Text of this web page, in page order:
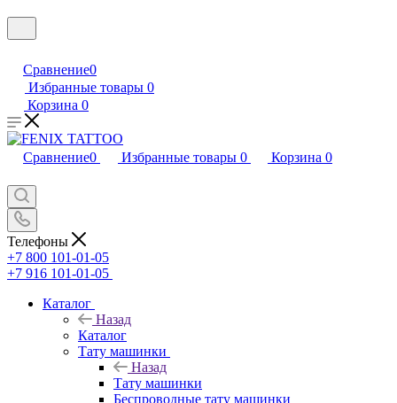
Сравнение0
Избранные товары 0
Корзина 0
Сравнение0 Избранные товары 0 Корзина 0
Телефоны
+7 800 101-01-05
+7 916 101-01-05
Каталог
Назад
Каталог
Тату машинки
Назад
Тату машинки
Беспроводные тату машинки